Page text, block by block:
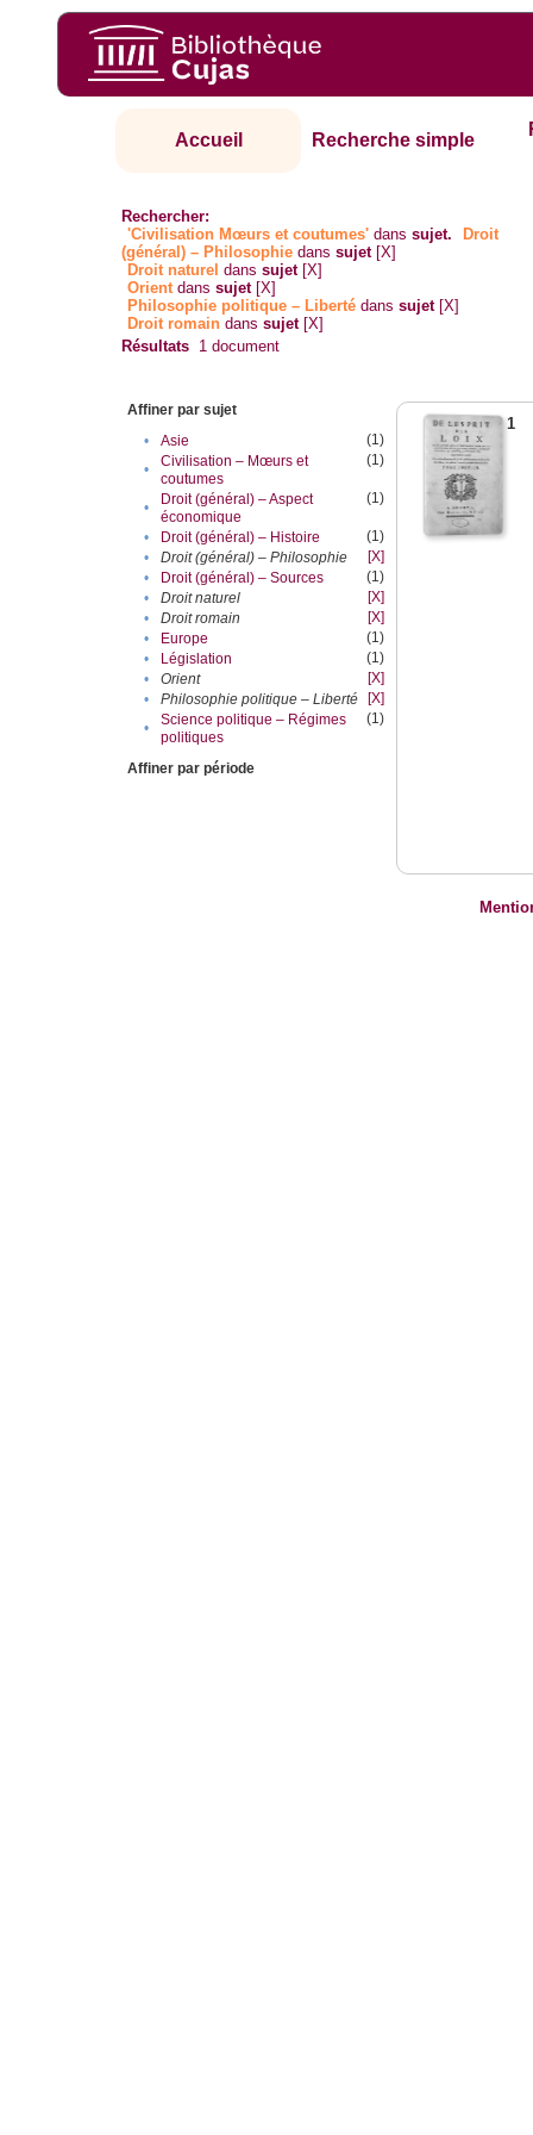
Accueil Recherche simple
Rechercher:
'Civilisation Mœurs et coutumes' danssujet.
Droit
(général) – Philosophie danssujet [X]
Droit naturel danssujet [X]
Orientdanssujet [X]
Philosophie politique – Liberté danssujet [X]
Droit romain danssujet [X]
Résultats 1 document
Affiner par sujet
•
Asie
(1)
•
Civilisation – Mœurs et
coutumes
(1)
•
Droit (général) – Aspect
économique
(1)
• Droit (général) – Histoire
(1)
•
Droit (général) – Philosophie
[X]
•
Droit (général) – Sources
(1)
•
Droit naturel
[X]
•
Droit romain
[X]
•
Europe
(1)
•
Législation
(1)
•
Orient
[X]
•
Philosophie politique – Liberté
[X]
•
Science politique – Régimes
politiques
(1)
Affiner par période
1